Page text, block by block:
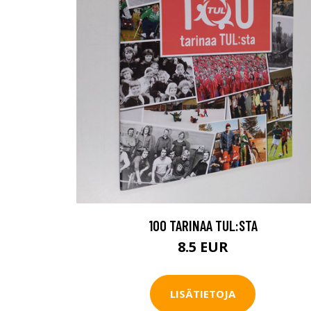
100 TARINAA TUL:STA
8.5 EUR
LISÄTIETOJA